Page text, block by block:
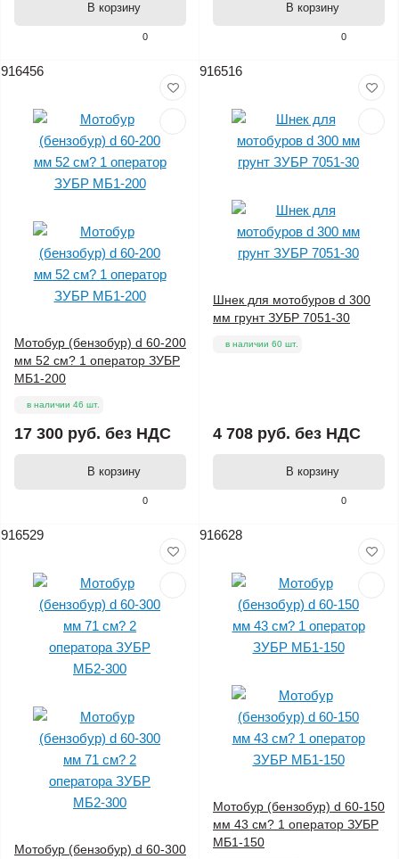
0
В корзину
0
В корзину
916456
0
Мотобур (бензобур) d 60-200
мм 52 см? 1 оператор ЗУБР
МБ1-200
в наличии 46 шт.
17 300 руб. без НДС
В корзину
916516
0
Шнек для мотобуров d 300
мм грунт ЗУБР 7051-30
в наличии 60 шт.
4 708 руб. без НДС
В корзину
916529
Мотобур (бензобур) d 60-300
916628
Мотобур (бензобур) d 60-150
мм 43 см? 1 оператор ЗУБР
МБ1-150